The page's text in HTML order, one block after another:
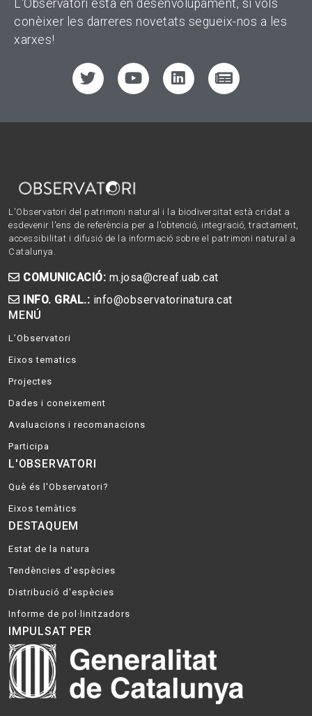
L'Observatori està en desenvolupament, si vols
conèixer les darreres novetats segueix-nos a les
xarxes!
L'Observatori del patrimoni natural i la biodiversitat està cridat a
esdevenir l'ens de referència per a l'obtenció, integració, tractament,
accessibilitat i difusió de la informació sobre el patrimoni natural a
Catalunya.
COMUNICACIÓ: m.josa@creaf.uab.cat
INFO. GRAL.: info@observatorinatura.cat
MENÚ
L’Observatori
Eixos tematics
Projectes
Dades i coneixement
Avaluacions i recomanacions
Participa
L'OBSERVATORI
Què és l'Observatori?
Eixos temàtics
DESTAQUEM
Estat de la natura
Tendències d'espècies
Distribució d'espècies
Informe de pol·linitzadors
IMPULSAT PER